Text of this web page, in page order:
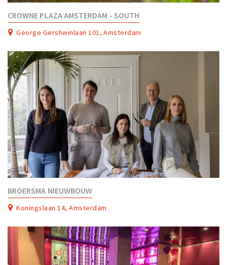
CROWNE PLAZA AMSTERDAM - SOUTH
George Gershwinlaan 101, Amsterdam
BROERSMA NIEUWBOUW
Koningslaan 14, Amsterdam